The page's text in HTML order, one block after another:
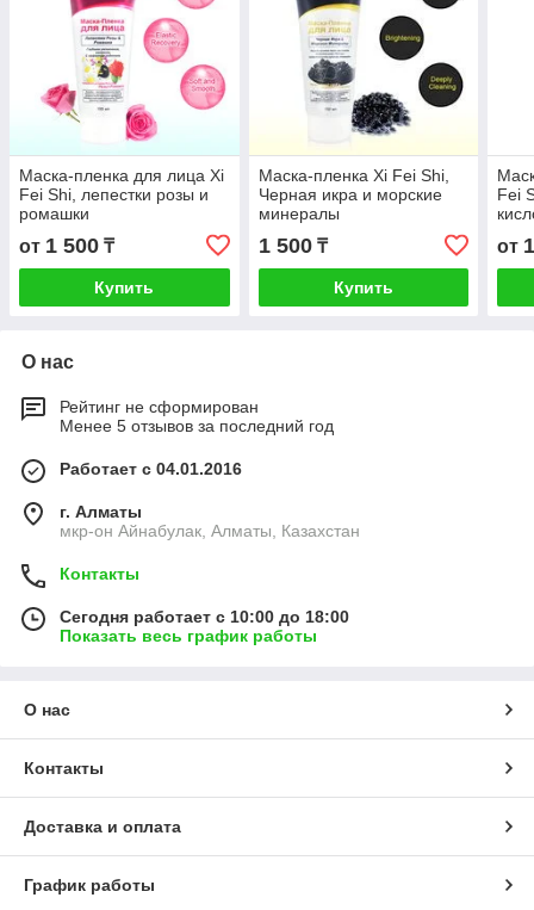
Маска-пленка для лица Xi
Fei Shi, лепестки розы и
ромашки
от 1 500 ₸
Купить
Маска-пленка Xi Fei Shi,
Черная икра и морские
минералы
1 500₸
Купить
Fei
от
О нас
Рейтинг не сформирован
Менее 5 отзывов за последний год
Работает с 04.01.2016
г. Алматы
мкр-он Айнабулак, Алматы, Казахстан
Контакты
Сегодня работает с 10:00 до 18:00
Показать весь график работы
О нас
Контакты
Доставка и оплата
График работы